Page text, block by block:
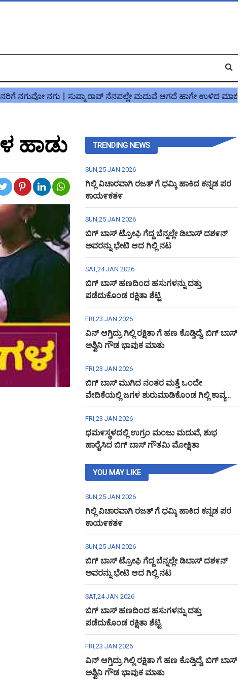
ಹಾಡು TRENDING NEWS
SUN,25 JAN 2026
ಗಿಲ್ಲಿ ವಿಚಾರವಾಗಿ ರಜತ್ ಗೆ ಧಮ್ಕಿ ಹಾಕಿದ ಕನ್ನಡ ಪರ
ಕಾಯ೯ಕತ೯
SUN,25 JAN 2026
ಬಿಗ್ ಬಾಸ್ ಟ್ರೋಫಿ ಗೆದ್ದ ಬೆನ್ನಲ್ಲೇ ಡಿಬಾಸ್ ದಶ೯ನ್
ಅವರನ್ನು ಭೇಟಿ ಆದ ಗಿಲ್ಲಿ ನಟ
SAT,24 JAN 2026
ಬಿಗ್ ಬಾಸ್ ಹಣದಿಂದ ಹಸುಗಳನ್ನು ದತ್ತು
ಪಡೆದುಕೊಂಡ ರಕ್ಷಿತಾ ಶೆಟ್ಟಿ
FRI,23 JAN 2026
ವಿನ್ ಆಗ್ತಿದ್ರು ಗಿಲ್ಲಿ ರಕ್ಷಿತಾ ಗೆ ಹಣ ಕೊಡ್ತಿದ್ದೆ, ಬಿಗ್ ಬಾಸ್
ಅಶ್ವಿನಿ ಗೌಡ ಭಾವುಕ ಮಾತು
FRI,23 JAN 2026
ಬಿಗ್ ಬಾಸ್ ಮುಗಿದ ನಂತರ ಮತ್ತೆ ಒಂದೇ
ವೇದಿಕೆಯಲ್ಲಿ ಜಗಳ ಶುರುಮಾಡಿಕೊಂಡ ಗಿಲ್ಲಿ ಕಾವ್ಯ
ಅಶ್ವಿನಿ ಗೌಡ
FRI,23 JAN 2026
ಧಮ೯ಸ್ಥಳದಲ್ಲಿ ಉಗ್ರಂ ಮಂಜು ಮದುವೆ, ಶುಭ
ಹಾರೈಸಿದ ಬಿಗ್ ಬಾಸ್ ಗೌತಮಿ ಮೋಕ್ಷಿತಾ
YOU MAY LIKE
SUN,25 JAN 2026
ಗಿಲ್ಲಿ ವಿಚಾರವಾಗಿ ರಜತ್ ಗೆ ಧಮ್ಕಿ ಹಾಕಿದ ಕನ್ನಡ ಪರ
ಕಾಯ೯ಕತ೯
SUN,25 JAN 2026
ಬಿಗ್ ಬಾಸ್ ಟ್ರೋಫಿ ಗೆದ್ದ ಬೆನ್ನಲ್ಲೇ ಡಿಬಾಸ್ ದಶ೯ನ್
ಅವರನ್ನು ಭೇಟಿ ಆದ ಗಿಲ್ಲಿ ನಟ
SAT,24 JAN 2026
ಬಿಗ್ ಬಾಸ್ ಹಣದಿಂದ ಹಸುಗಳನ್ನು ದತ್ತು
ಪಡೆದುಕೊಂಡ ರಕ್ಷಿತಾ ಶೆಟ್ಟಿ
FRI,23 JAN 2026
ವಿನ್ ಆಗ್ತಿದ್ರು ಗಿಲ್ಲಿ ರಕ್ಷಿತಾ ಗೆ ಹಣ ಕೊಡ್ತಿದ್ದೆ, ಬಿಗ್ ಬಾಸ್
ಅಶ್ವಿನಿ ಗೌಡ ಭಾವುಕ ಮಾತು